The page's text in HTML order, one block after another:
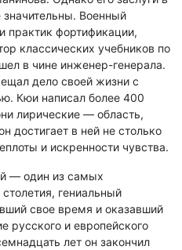
значительны. Военный
практик фортификации,
классических учебников по
в чине инженер-генерала.
дело своей жизни с
Кюи написал более 400
лирические — область,
достигает в ней не столько
и искренности чувства.
— один из самых
гениальный
свое время и оказавший
русского и европейского
лет он закончил